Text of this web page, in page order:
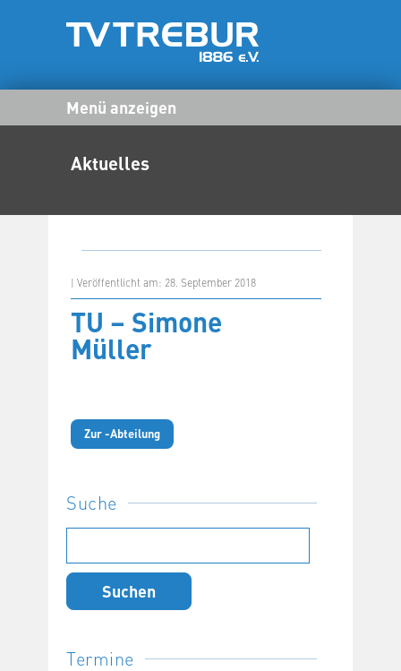
Menü anzeigen
Aktuelles
| Veröffentlicht am: 28. September 2018
TU – Simone
Müller
Zur -Abteilung
Suche
nach:
Termine